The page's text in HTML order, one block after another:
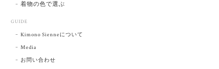
着物の色で選ぶ
GUIDE
Kimono Sienneについて
Media
お問い合わせ